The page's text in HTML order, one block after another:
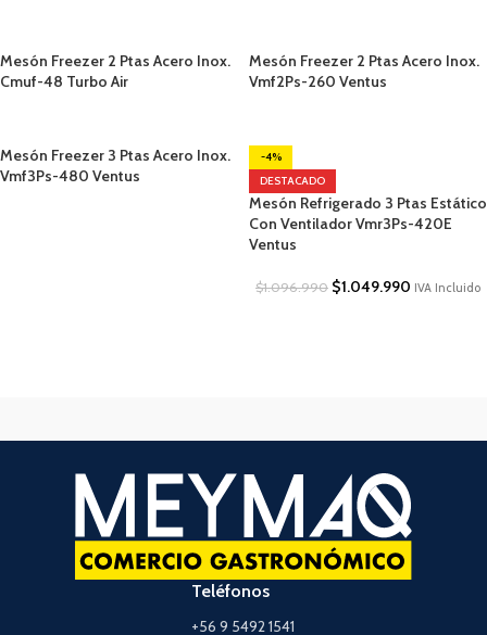
Mesón Freezer 2 Ptas Acero Inox.
Cmuf-48 Turbo Air
Mesón Freezer 2 Ptas Acero Inox.
Vmf2Ps-260 Ventus
Mesón Freezer 3 Ptas Acero Inox.
Vmf3Ps-480 Ventus
-4%
DESTACADO
Mesón Refrigerado 3 Ptas Estático
Con Ventilador Vmr3Ps-420E
Ventus
$1.096.990 $1.049.990 IVA Incluido
Teléfonos
+56 9 5492 1541